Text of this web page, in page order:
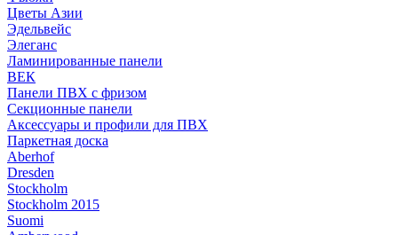
Цветы Азии
Эдельвейс
Элеганс
Ламинированные панели
ВЕК
Панели ПВХ с фризом
Секционные панели
Аксессуары и профили для ПВХ
Паркетная доска
Aberhof
Dresden
Stockholm
Stockholm 2015
Suomi